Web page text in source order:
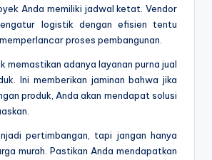
Anda memiliki jadwal ketat. Vendor
logistik dengan efisien tentu
proses pembangunan.
memastikan adanya layanan purna jual
Ini memberikan jaminan bahwa jika
produk, Anda akan mendapat solusi
pertimbangan, tapi jangan hanya
murah. Pastikan Anda mendapatkan